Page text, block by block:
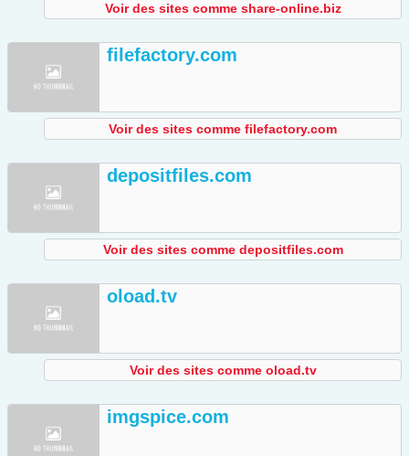
Voir des sites comme share-online.biz
filefactory.com
Voir des sites comme filefactory.com
depositfiles.com
Voir des sites comme depositfiles.com
oload.tv
Voir des sites comme oload.tv
imgspice.com